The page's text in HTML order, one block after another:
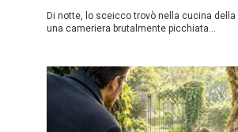
Di notte, lo sceicco trovò nella cucina
una cameriera brutalmente picchiata…